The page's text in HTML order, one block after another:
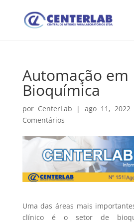
Automação em
Bioquímica
por CenterLab | ago 11, 2022
Comentários
Uma das áreas mais
clínico é o setor de